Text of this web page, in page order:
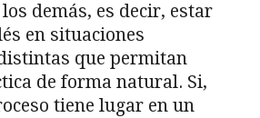
demás, es decir, estar
en situaciones
que permitan
de forma natural. Si,
tiene lugar en un